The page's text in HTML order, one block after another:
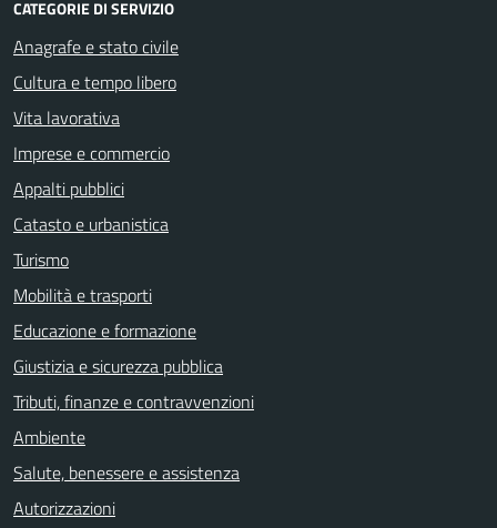
CATEGORIE DI SERVIZIO
Anagrafe e stato civile
Cultura e tempo libero
Vita lavorativa
Imprese e commercio
Appalti pubblici
Catasto e urbanistica
Turismo
Mobilità e trasporti
Educazione e formazione
Giustizia e sicurezza pubblica
Tributi, finanze e contravvenzioni
Ambiente
Salute, benessere e assistenza
Autorizzazioni